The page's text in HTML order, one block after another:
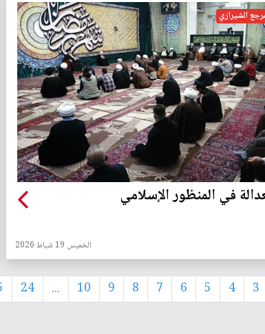
الشيرازي
في المنظور الإسلامي
الخميس 19 شباط 2026
3
4
5
6
7
8
9
10
...
24